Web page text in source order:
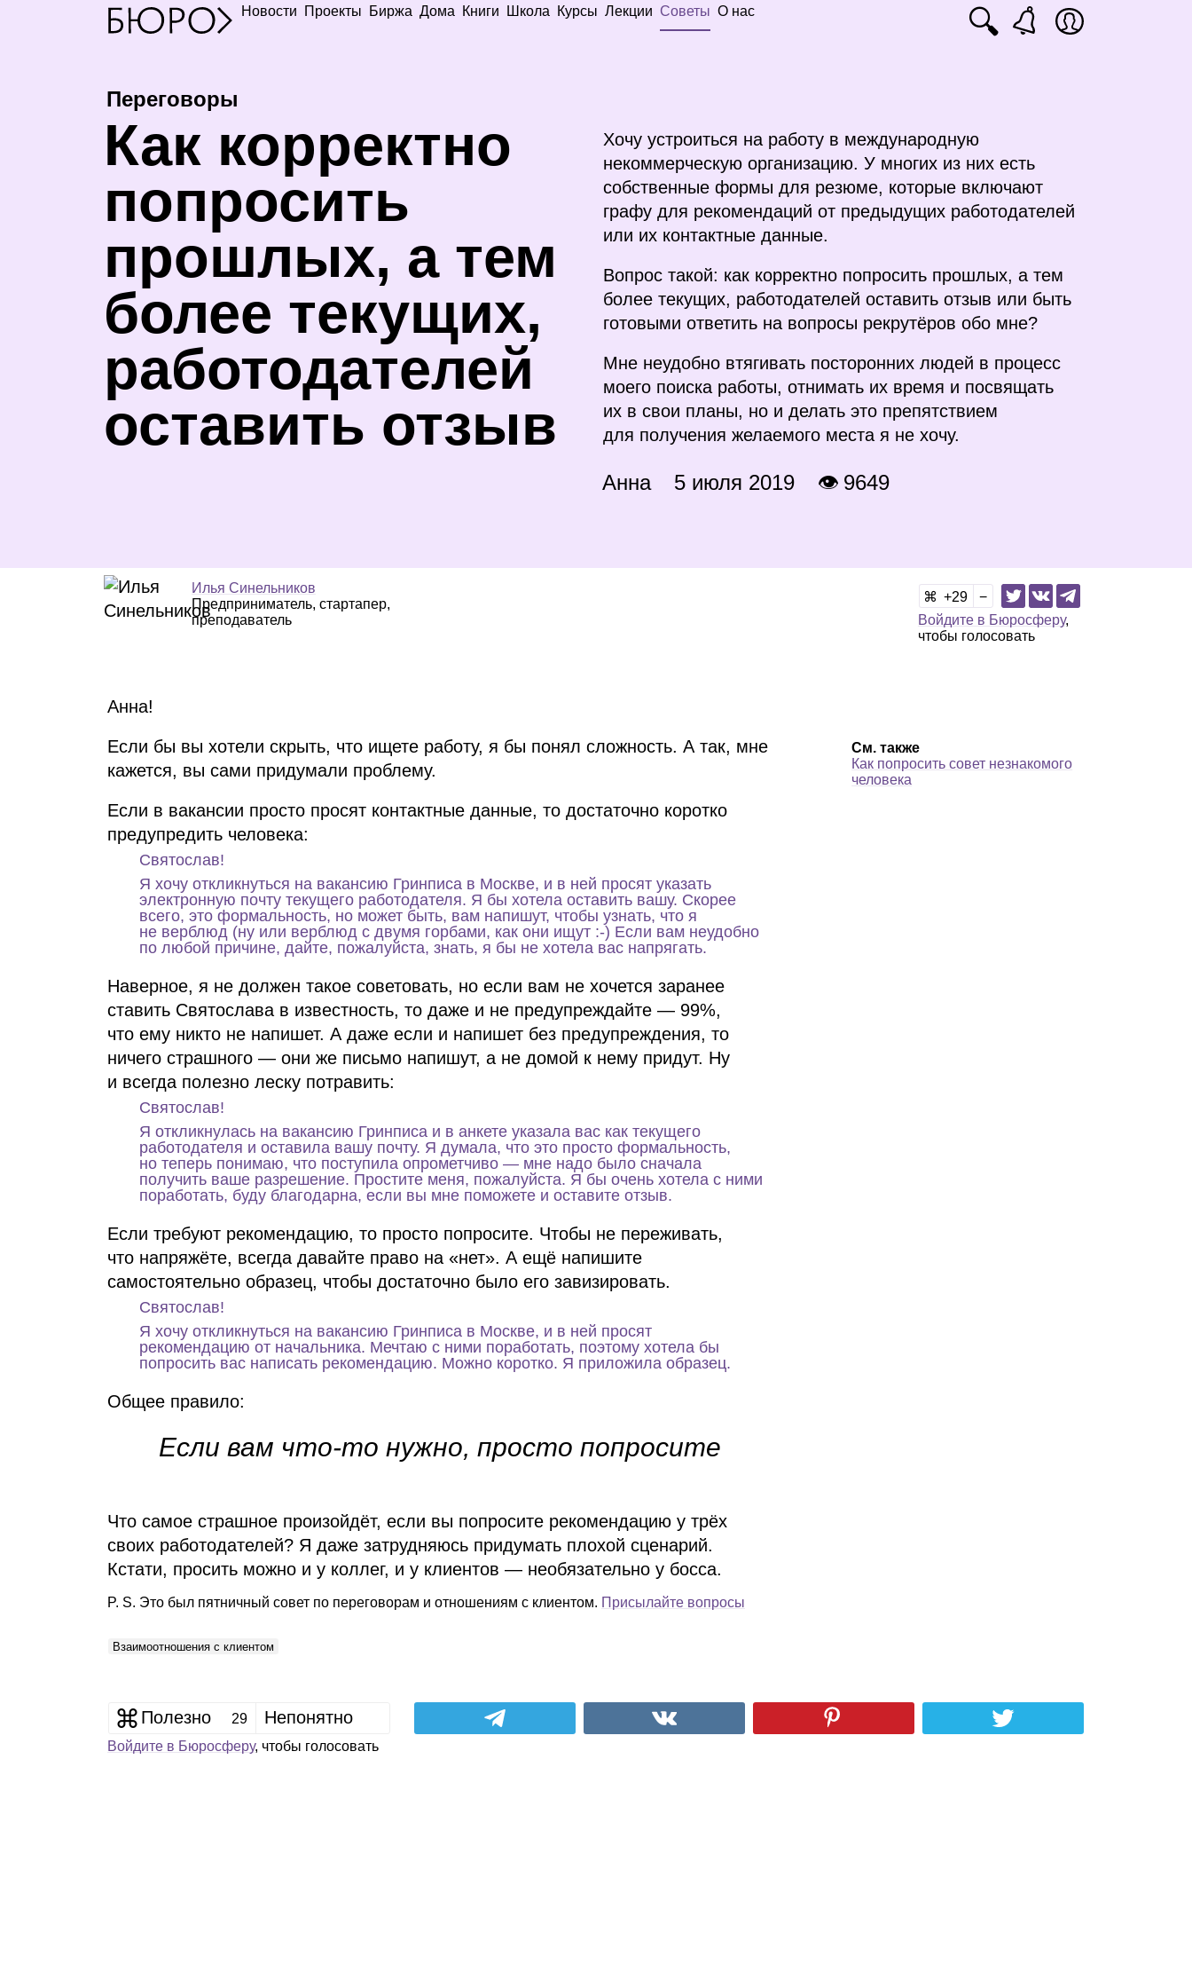
Новости Проекты Биржа Дома Книги Школа Курсы Лекции Советы О нас 🔍
Переговоры
Как корректно
попросить
прошлых, а тем
более текущих,
работодателей
оставить отзыв
Хочу устроиться на работу в международную
некоммерческую организацию. У многих из них есть
собственные формы для резюме, которые включают
графу для рекомендаций от предыдущих работодателей
или их контактные данные.
Вопрос такой: как корректно попросить прошлых, а тем
более текущих, работодателей оставить отзыв или быть
готовыми ответить на вопросы рекрутёров обо мне?
Мне неудобно втягивать посторонних людей в процесс
моего поиска работы, отнимать их время и посвящать
их в свои планы, но и делать это препятствием
для получения желаемого места я не хочу.
Анна 5 июля 2019 👁 9649
Илья Синельников
Предприниматель, стартапер,
преподаватель
29
Войдите в Бюросферу,
чтобы голосовать
Анна!
См. также
Как попросить совет незнакомого
человека
Если бы вы хотели скрыть, что ищете работу, я бы понял сложность. А так, мне
кажется, вы сами придумали проблему.
Если в вакансии просто просят контактные данные, то достаточно коротко
предупредить человека:
Святослав!
Я хочу откликнуться на вакансию Гринписа в Москве, и в ней просят указать
электронную почту текущего работодателя. Я бы хотела оставить вашу. Скорее
всего, это формальность, но может быть, вам напишут, чтобы узнать, что я
не верблюд (ну или верблюд с двумя горбами, как они ищут :‑) Если вам неудобно
по любой причине, дайте, пожалуйста, знать, я бы не хотела вас напрягать.
Наверное, я не должен такое советовать, но если вам не хочется заранее
ставить Святослава в известность, то даже и не предупреждайте — 99%,
что ему никто не напишет. А даже если и напишет без предупреждения, то
ничего страшного — они же письмо напишут, а не домой к нему придут. Ну
и всегда полезно леску потравить:
Святослав!
Я откликнулась на вакансию Гринписа и в анкете указала вас как текущего
работодателя и оставила вашу почту. Я думала, что это просто формальность,
но теперь понимаю, что поступила опрометчиво — мне надо было сначала
получить ваше разрешение. Простите меня, пожалуйста. Я бы очень хотела с ними
поработать, буду благодарна, если вы мне поможете и оставите отзыв.
Если требуют рекомендацию, то просто попросите. Чтобы не переживать,
что напряжёте, всегда давайте право на «нет». А ещё напишите
самостоятельно образец, чтобы достаточно было его завизировать.
Святослав!
Я хочу откликнуться на вакансию Гринписа в Москве, и в ней просят
рекомендацию от начальника. Мечтаю с ними поработать, поэтому хотела бы
попросить вас написать рекомендацию. Можно коротко. Я приложила образец.
Общее правило:
Если вам что‑то нужно, просто попросите
Что самое страшное произойдёт, если вы попросите рекомендацию у трёх
своих работодателей? Я даже затрудняюсь придумать плохой сценарий.
Кстати, просить можно и у коллег, и у клиентов — необязательно у босса.
P. S. Это был пятничный совет по переговорам и отношениям с клиентом. Присылайте вопросы
Взаимоотношения с клиентом
Полезно 29 Непонятно
Войдите в Бюросферу, чтобы голосовать